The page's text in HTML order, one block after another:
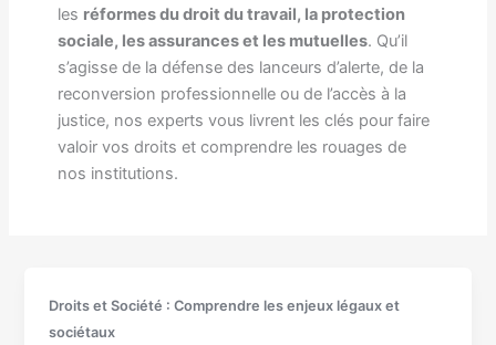
les réformes du droit du travail, la protection
sociale, les assurances et les mutuelles. Qu’il
s’agisse de la défense des lanceurs d’alerte, de la
reconversion professionnelle ou de l’accès à la
justice, nos experts vous livrent les clés pour faire
valoir vos droits et comprendre les rouages de
nos institutions.
Droits et Société : Comprendre les enjeux légaux et
sociétaux